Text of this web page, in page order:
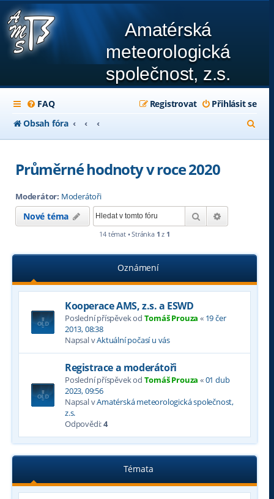
Amatérská
meteorologická
společnost, z.s.
FAQ Přihlásit se
Registrovat
Obsah fóra
l
Průměrné hodnoty v roce 2020
Moderátor: Moderátoři
Nové téma Hledat
14 témat • Stránka 1 z 1
Oznámení
Kooperace AMS, z.s. a ESWD
Poslední příspěvek od Tomáš Prouza « 19 čer
2013, 08:38
Napsal vAktuální počasí u vás
Registrace a moderátoři
Poslední příspěvek od Tomáš Prouza «01 dub
2023, 09:56
Napsal vAmatérská meteorologická společnost,
z.s.
Odpovědi:4
Témata